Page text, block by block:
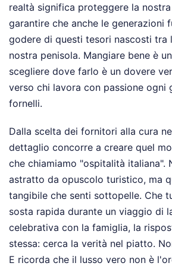
realtà significa proteggere la
garantire che anche le generazioni
godere di questi tesori nascosti tra
nostra penisola. Mangiare bene è
scegliere dove farlo è un dovere
verso chi lavora con passione ogni
fornelli.
Dalla scelta dei fornitori alla cura
dettaglio concorre a creare quel
che chiamiamo "ospitalità italiana".
astratto da opuscolo turistico, ma
tangibile che senti sottopelle. Che
sosta rapida durante un viaggio di
celebrativa con la famiglia, la
stessa: cerca la verità nel piatto.
E ricorda che il lusso vero non è